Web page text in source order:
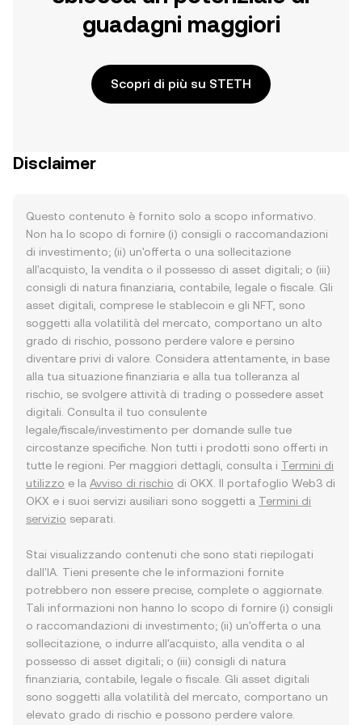
guadagni maggiori
Scopri di più su STETH
Disclaimer
Questo contenuto è fornito solo a scopo informativo.
Non ha lo scopo di fornire (i) consigli o raccomandazioni
di investimento; (ii) un'offerta o una sollecitazione
all'acquisto, la vendita o il possesso di asset digitali; o (iii)
consigli di natura finanziaria, contabile, legale o fiscale. Gli
asset digitali, comprese le stablecoin e gli NFT, sono
soggetti alla volatilità del mercato, comportano un alto
grado di rischio, possono perdere valore e persino
diventare privi di valore. Considera attentamente, in base
alla tua situazione finanziaria e alla tua tolleranza al
rischio, se svolgere attività di trading o possedere asset
digitali. Consulta il tuo consulente
legale/fiscale/investimento per domande sulle tue
circostanze specifiche. Non tutti i prodotti sono offerti in
tutte le regioni. Per maggiori dettagli, consulta i Termini di
utilizzo e la Avviso di rischio di OKX. Il portafoglio Web3 di
OKX e i suoi servizi ausiliari sono soggetti a Termini di
servizio separati.
Stai visualizzando contenuti che sono stati riepilogati
dall'IA. Tieni presente che le informazioni fornite
potrebbero non essere precise, complete o aggiornate.
Tali informazioni non hanno lo scopo di fornire (i) consigli
o raccomandazioni di investimento; (ii) un'offerta o una
sollecitazione, o indurre all'acquisto, alla vendita o al
possesso di asset digitali; o (iii) consigli di natura
finanziaria, contabile, legale o fiscale. Gli asset digitali
sono soggetti alla volatilità del mercato, comportano un
elevato grado di rischio e possono perdere valore.